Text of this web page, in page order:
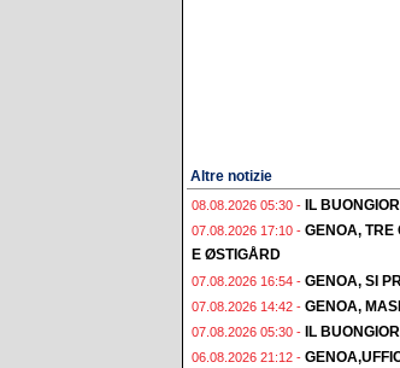
Altre notizie
08.08.2026 05:30 - IL
07.08.2026 17:10 - GENOA, TRE
E ØSTIGÅRD
07.08.2026 16:54 - GENOA, SI
07.08.2026 14:42 - GENOA,
07.08.2026 05:30 - IL
06.08.2026 21:12 -